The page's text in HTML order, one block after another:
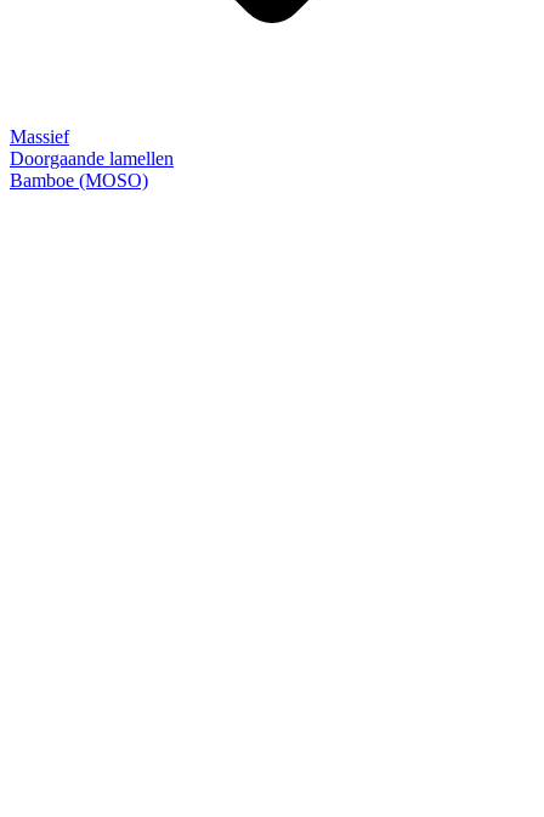
Massief
Doorgaande lamellen
Bamboe (MOSO)